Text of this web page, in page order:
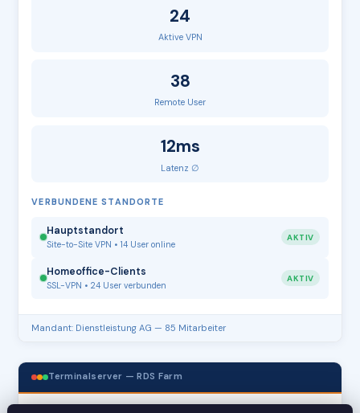
24
Aktive VPN
38
Remote User
12ms
Latenz ∅
VERBUNDENE STANDORTE
Hauptstandort
Site-to-Site VPN • 14 User online
AKTIV
Homeoffice-Clients
SSL-VPN • 24 User verbunden
AKTIV
Mandant: Dienstleistung AG — 85 Mitarbeiter
Terminalserver — RDS Farm